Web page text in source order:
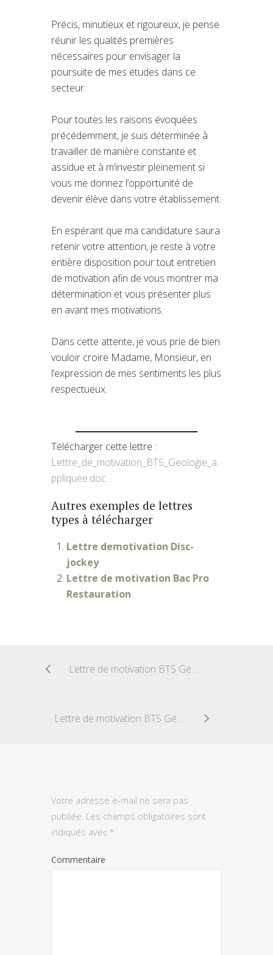
Précis, minutieux et rigoureux, je pense
réunir les qualités premières
nécessaires pour envisager la
poursuite de mes études dans ce
secteur.
Pour toutes les raisons évoquées
précédemment, je suis déterminée à
travailler de manière constante et
assidue et à m’investir pleinement si
vous me donnez l’opportunité de
devenir élève dans votre établissement.
En espérant que ma candidature saura
retenir votre attention, je reste à votre
entière disposition pour tout entretien
de motivation afin de vous montrer ma
détermination et vous présenter plus
en avant mes motivations.
Dans cette attente, je vous prie de bien
vouloir croire Madame, Monsieur, en
l’expression de mes sentiments les plus
respectueux.
Télécharger cette lettre :
Lettre_de_motivation_BTS_Geologie_a
ppliquee.doc
Autres exemples de lettres
types à télécharger
Lettre demotivation Disc-
jockey
Lettre de motivation Bac Pro
Restauration
Lettre de motivation BTS Génie optique
Lettre de motivation BTS Géomètre topographe
Votre adresse e-mail ne sera pas
publiée. Les champs obligatoires sont
indiqués avec *
Commentaire